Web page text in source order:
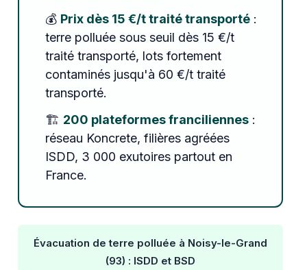
💰 Prix dès 15 €/t traité transporté:
terre polluée sous seuil dès 15 €/t
traité transporté, lots fortement
contaminés jusqu'à 60 €/t traité
transporté.
🏗️ 200 plateformes franciliennes:
réseau Koncrete, filières agréées
ISDD, 3 000 exutoires partout en
France.
Évacuation de terre polluée à Noisy-le-Grand
(93) : ISDD et BSD